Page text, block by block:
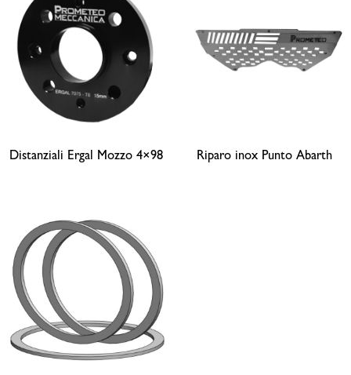
Distanziali Ergal Mozzo 4×98 Riparo inox Punto Abarth